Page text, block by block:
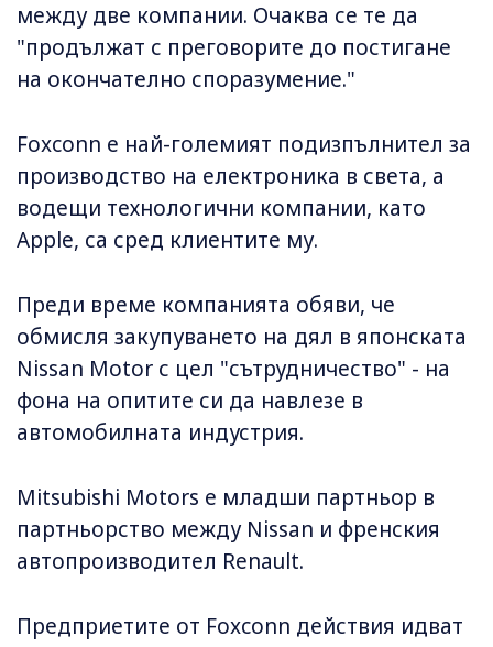
между две компании. Очаква се те да
"продължат с преговорите до постигане
на окончателно споразумение."
Foxconn е най-големият подизпълнител за
производство на електроника в света, а
водещи технологични компании, като
Apple, са сред клиентите му.
Преди време компанията обяви, че
обмисля закупуването на дял в японската
Nissan Motor с цел "сътрудничество" - на
фона на опитите си да навлезе в
автомобилната индустрия.
Mitsubishi Motors е младши партньор в
партньорство между Nissan и френския
автопроизводител Renault.
Предприетите от Foxconn действия идват